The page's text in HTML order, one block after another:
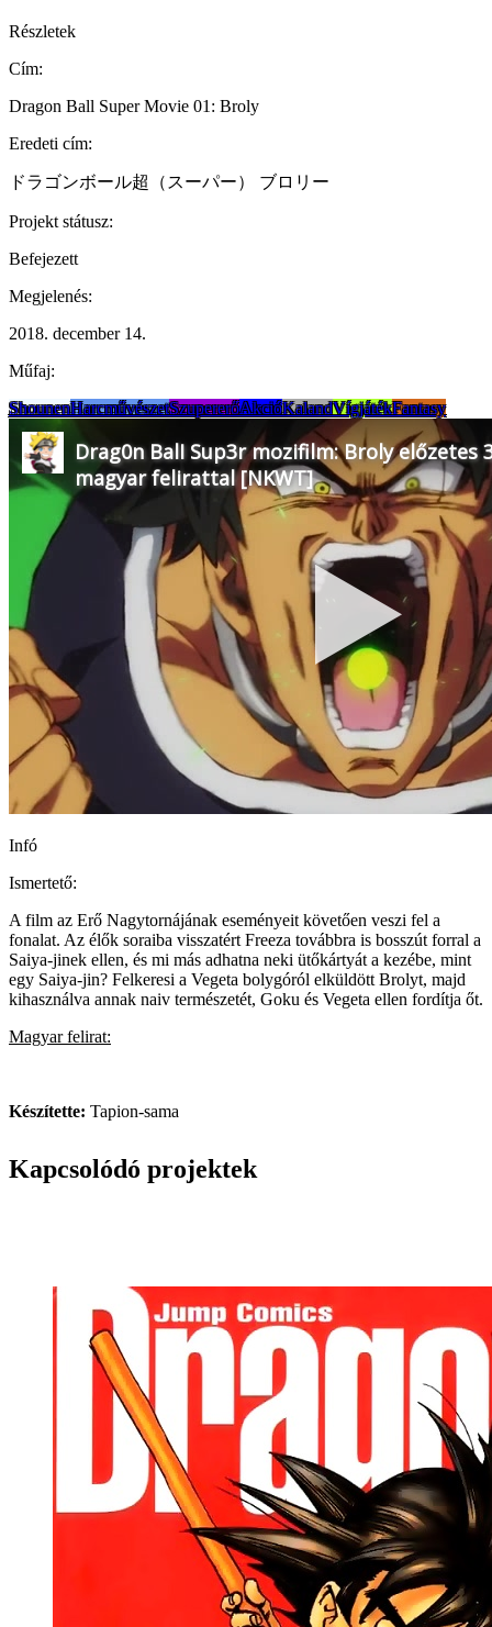
Részletek
Cím:
Dragon Ball Super Movie 01: Broly
Eredeti cím:
ドラゴンボール超（スーパー） ブロリー
Projekt státusz:
Befejezett
Megjelenés:
2018. december 14.
Műfaj:
ShounenHarcművészetSzupererőAkcióKalandVígjátékFantasy
Infó
Ismertető:
A film az Erő Nagytornájának eseményeit követően veszi fel a
fonalat. Az élők soraiba visszatért Freeza továbbra is bosszút forral a
Saiya-jinek ellen, és mi más adhatna neki ütőkártyát a kezébe, mint
egy Saiya-jin? Felkeresi a Vegeta bolygóról elküldött Brolyt, majd
kihasználva annak naiv természetét, Goku és Vegeta ellen fordítja őt.
Magyar felirat:
Készítette: Tapion-sama
Kapcsolódó projektek